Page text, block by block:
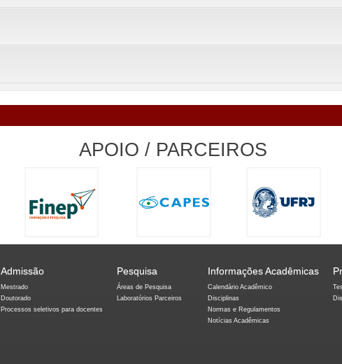
APOIO / PARCEIROS
Admissão
Mestrado
Doutorado
Processos seletivos para docentes
Pesquisa
Áreas de Pesquisa
Laboratórios Parceiros
Informações Acadêmicas
Calendário Acadêmico
Disciplinas
Normas e Regulamentos
Notícias Acadêmicas